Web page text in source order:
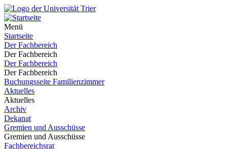
Menü
Startseite
Der Fachbereich
Der Fachbereich
Der Fachbereich
Der Fachbereich
Buchungsseite Familienzimmer
Aktuelles
Aktuelles
Archiv
Dekanat
Gremien und Ausschüsse
Gremien und Ausschüsse
Fachbereichsrat